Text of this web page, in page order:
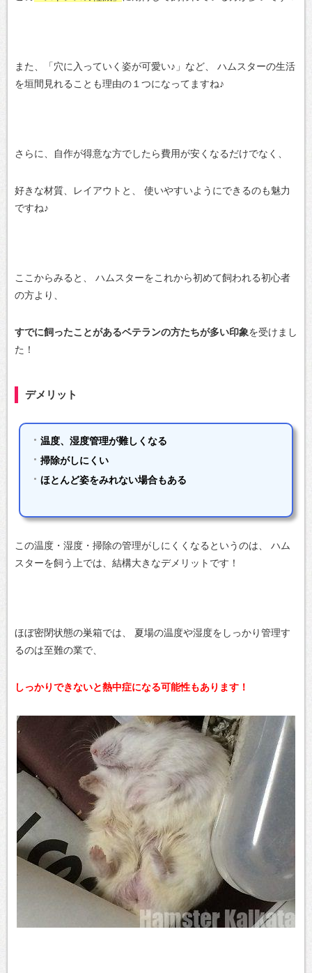
また、「穴に入っていく姿が可愛い♪」など、
ハムスターの生活
を垣間見れることも理由の１つになってますね♪
さらに、自作が得意な方でしたら費用が安くなるだけでなく、
好きな材質、レイアウトと、
使いやすいようにできるのも魅力
ですね♪
ここからみると、
ハムスターをこれから初めて飼われる初心者
の方より、
すでに飼ったことがあるベテランの方たちが多い印象を受けまし
た！
デメリット
温度、湿度管理が難しくなる
掃除がしにくい
ほとんど姿をみれない場合もある
この温度・湿度・掃除の管理がしにくくなるというのは、
ハム
スターを飼う上では、結構大きなデメリットです！
ほぼ密閉状態の巣箱では、
夏場の温度や湿度をしっかり管理す
るのは至難の業で、
しっかりできないと熱中症になる可能性もあります！